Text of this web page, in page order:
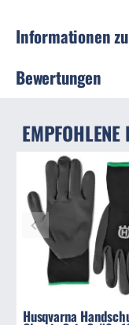
Informationen
Bewertungen
Husqvarna